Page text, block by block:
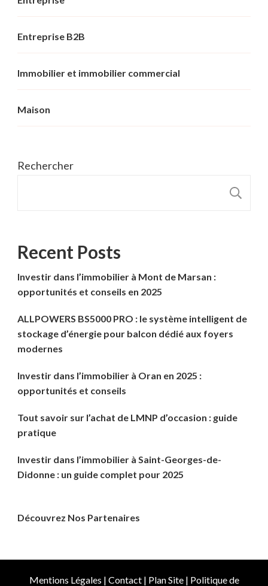
Entreprise B2B
Immobilier et immobilier commercial
Maison
Rechercher
Recent Posts
Investir dans l’immobilier à Mont de Marsan :
opportunités et conseils en 2025
ALLPOWERS BS5000 PRO : le système intelligent de
stockage d’énergie pour balcon dédié aux foyers
modernes
Investir dans l’immobilier à Oran en 2025 :
opportunités et conseils
Tout savoir sur l’achat de LMNP d’occasion : guide
pratique
Investir dans l’immobilier à Saint-Georges-de-
Didonne : un guide complet pour 2025
Découvrez Nos Partenaires
Mentions Légales | Contact| Plan Site| Politique de